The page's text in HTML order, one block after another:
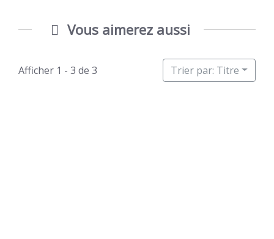
Vous aimerez aussi
Afficher 1 - 3 de 3 Trier par: Titre